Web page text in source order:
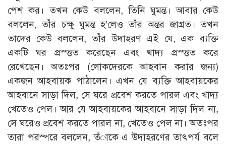
পেশ কর। তখন কেউ বললেন, তিনি ঘুমন্ত। আবার কেউ
বললেন, তাঁর চক্ষু ঘুমন্ত হ’লেও তাঁর অন্তর জাগ্রত। তখন
তাদের কেউ বললেন, তাঁর উদাহরণ এই যে, এক ব্যক্তি
একটি ঘর প্রস্ত্তত করেছেন এবং খাদ্য প্রস্ত্তত করে
রেখেছেন। অতঃপর (লোকদেরকে আহবান করার জন্য)
একজন আহবায়ক পাঠালেন। এখন যে ব্যক্তি আহবায়কের
আহবানে সাড়া দিল, সে ঘরে প্রবেশ করতে পারল এবং খাদ্য
খেতেও পেল। আর যে আহবায়কের আহবানে সাড়া দিল না,
সে ঘরেও প্রবেশ করতে পারল না, খেতেও পেল না। অতঃপর
তারা পরস্পরে বললেন, তঁাকে এ উদাহরণের তাৎপর্য বলে